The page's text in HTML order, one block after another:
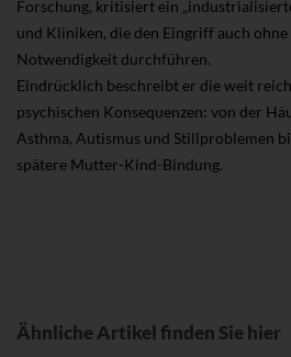
Forschung, kritisiert ein
und Kliniken, die den Eingriff auch
Notwendigkeit durchführen.
Eindrücklich beschreibt er die weit
psychischen Konsequenzen: von der
Asthma, Autismus und Stillproblemen
spätere Mutter-Kind-Bindung.
Ähnliche Artikel finden Sie hier